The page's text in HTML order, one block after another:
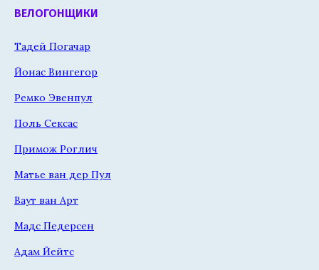
ВЕЛОГОНЩИКИ
Тадей Погачар
Йонас Вингегор
Ремко Эвенпул
Поль Сексас
Примож Роглич
Матье ван дер Пул
Ваут ван Арт
Мадс Педерсен
Адам Йейтс